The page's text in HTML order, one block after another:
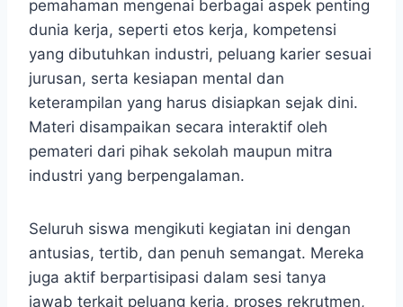
pemahaman mengenai berbagai aspek penting
dunia kerja, seperti etos kerja, kompetensi
yang dibutuhkan industri, peluang karier sesuai
jurusan, serta kesiapan mental dan
keterampilan yang harus disiapkan sejak dini.
Materi disampaikan secara interaktif oleh
pemateri dari pihak sekolah maupun mitra
industri yang berpengalaman.
Seluruh siswa mengikuti kegiatan ini dengan
antusias, tertib, dan penuh semangat. Mereka
juga aktif berpartisipasi dalam sesi tanya
jawab terkait peluang kerja, proses rekrutmen,